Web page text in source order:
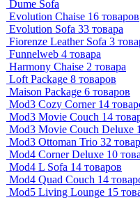
Dume Sofa
Evolution Chaise 16 товаров
Evolution Sofa 33 товара
Fiorenze Leather Sofa 3
Funnelweb 4 товара
Harmony Chaise 2 товара
Loft Package 8 товаров
Maison Package 6 товаров
Mod3 Cozy Corner 14
Mod3 Movie Couch 14
Mod3 Movie Couch Deluxe
Mod3 Ottoman Trio 32
Mod4 Corner Deluxe 10
Mod4 L Sofa 14 товаров
Mod4 Quad Couch 14
Mod5 Living Lounge 15